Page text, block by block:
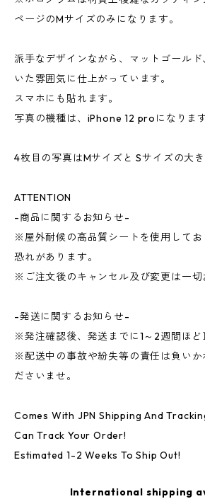
ページのMサイズのみになります。
派手なデザインながら、マットゴール
いた雰囲気に仕上がっています。
スマホにも貼れます。
写真の機種は、iPhone 12 proになります
4枚目の写真はMサイズと Sサイズの大
ATTENTION
-商品に関するお知らせ-
※屋外耐候の高品質シートを使用してお
恐れがあります。
※ご注文後のキャンセル及び変更は一切
-発送に関するお知らせ-
※発注確認後、発送までに1～2週間ほど
※配送中の事故や紛失等の責任は負いか
ださいませ。
Comes With JPN Shipping And
Can Track Your Order!
Estimated 1-2 Weeks To Ship Out!
International shipping